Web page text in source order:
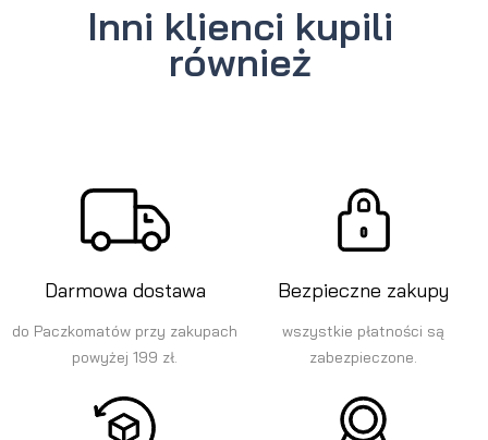
Inni klienci kupili
również
Darmowa dostawa
do Paczkomatów przy zakupach
powyżej 199 zł.
Bezpieczne zakupy
wszystkie płatności są
zabezpieczone.